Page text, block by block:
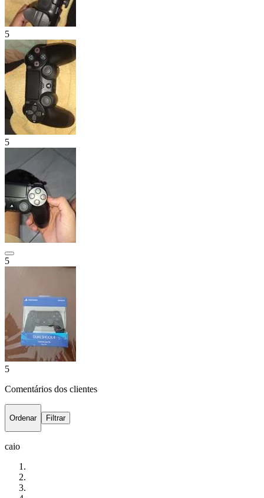
5
5
5
5
Comentários dos clientes
Ordenar Filtrar
caio